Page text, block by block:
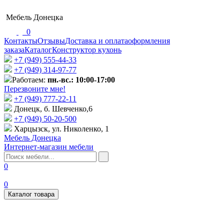
Мебель Донецка
0
КонтактыОтзывыДоставка и оплатаоформления
заказаКаталогКонструктор кухонь
+7 (949) 555-44-33
+7 (949) 314-97-77
Работаем: пн.-вс.: 10:00-17:00
Перезвоните мне!
+7 (‎949) 777-22-11
Донецк, б. Шевченко,6
+7 (949) 50-20-500
Харцызск, ул. Николенко, 1
Мебель Донецка
Интернет-магазин мебели
0
0
Каталог товара